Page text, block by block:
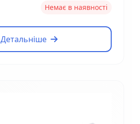
Немає в наявності
Детальніше